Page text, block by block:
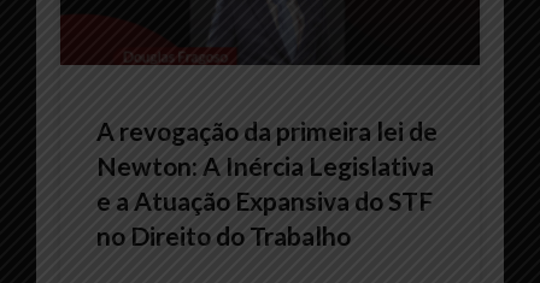
A revogação da primeira lei de
Newton: A Inércia Legislativa
e a Atuação Expansiva do STF
no Direito do Trabalho